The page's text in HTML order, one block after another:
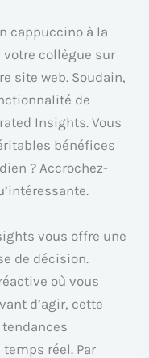
cappuccino à la
collègue sur
site web. Soudain,
de
Insights. Vous
bénéfices
? Accrochez-
vous offre une
de décision.
où vous
d’agir, cette
réel. Par